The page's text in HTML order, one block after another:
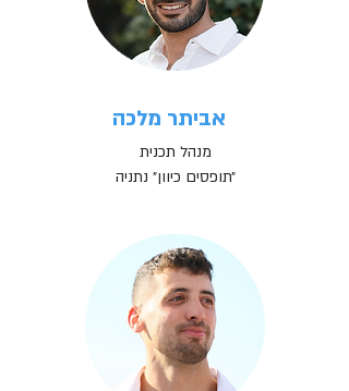
אביתר מלכה
מנהל תכנית
״תופסים כיוון״ נתניה